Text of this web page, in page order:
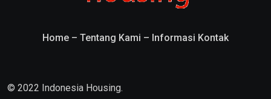
Home – Tentang Kami – Informasi Kontak
© 2022 Indonesia Housing.